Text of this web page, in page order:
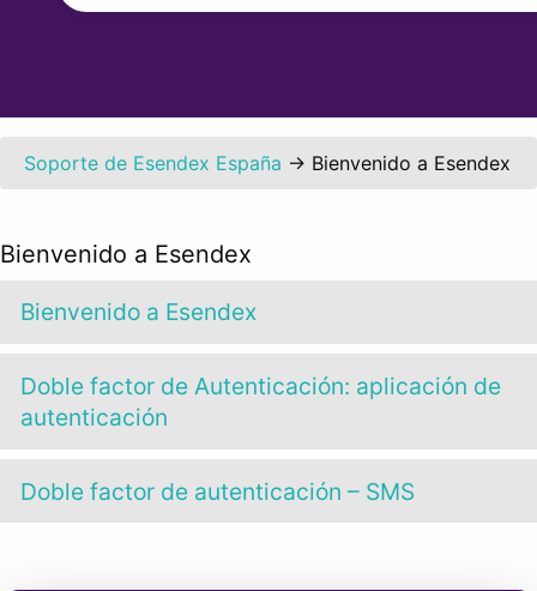
Soporte de Esendex España → Bienvenido a Esendex
Bienvenido a Esendex
Bienvenido a Esendex
Doble factor de Autenticación: aplicación de
autenticación
Doble factor de autenticación – SMS